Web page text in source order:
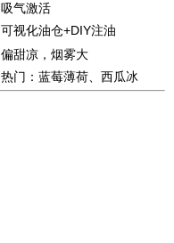
吸气激活
可视化油仓+DIY注油
偏甜凉，烟雾大
热门：蓝莓薄荷、西瓜冰